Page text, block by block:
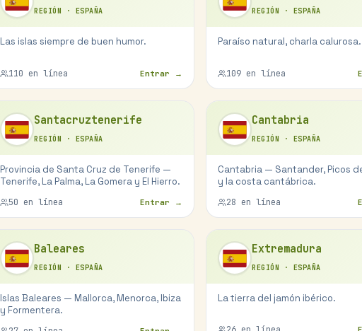
REGIÓN · ESPAÑA
Las islas siempre de buen humor.
110 en línea Entrar →
REGIÓN · ESPAÑA
Paraíso natural, charla calurosa.
109 en línea
Santacruztenerife
REGIÓN · ESPAÑA
Provincia de Santa Cruz de Tenerife —
Tenerife, La Palma, La Gomera y El Hierro.
50 en línea Entrar →
Cantabria
REGIÓN · ESPAÑA
Cantabria — Santander, Picos
y la costa cantábrica.
28 en línea
Baleares
REGIÓN · ESPAÑA
Islas Baleares — Mallorca, Menorca, Ibiza
y Formentera.
Extremadura
REGIÓN · ESPAÑA
La tierra del jamón ibérico.